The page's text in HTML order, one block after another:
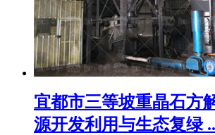
宜都市三等坡重晶石方
源开发利用与生态复绿